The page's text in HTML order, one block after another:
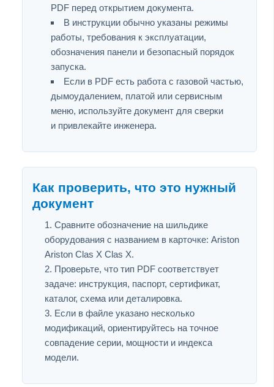
PDF перед открытием документа.
В инструкции обычно указаны режимы
работы, требования к эксплуатации,
обозначения панели и безопасный порядок
запуска.
Если в PDF есть работа с газовой частью,
дымоудалением, платой или сервисным
меню, используйте документ для сверки
и привлекайте инженера.
Как проверить, что это нужный
документ
Сравните обозначение на шильдике
оборудования с названием в карточке: Ariston
Ariston Clas X Clas X.
Проверьте, что тип PDF соответствует
задаче: инструкция, паспорт, сертификат,
каталог, схема или деталировка.
Если в файле указано несколько
модификаций, ориентируйтесь на точное
совпадение серии, мощности и индекса
модели.